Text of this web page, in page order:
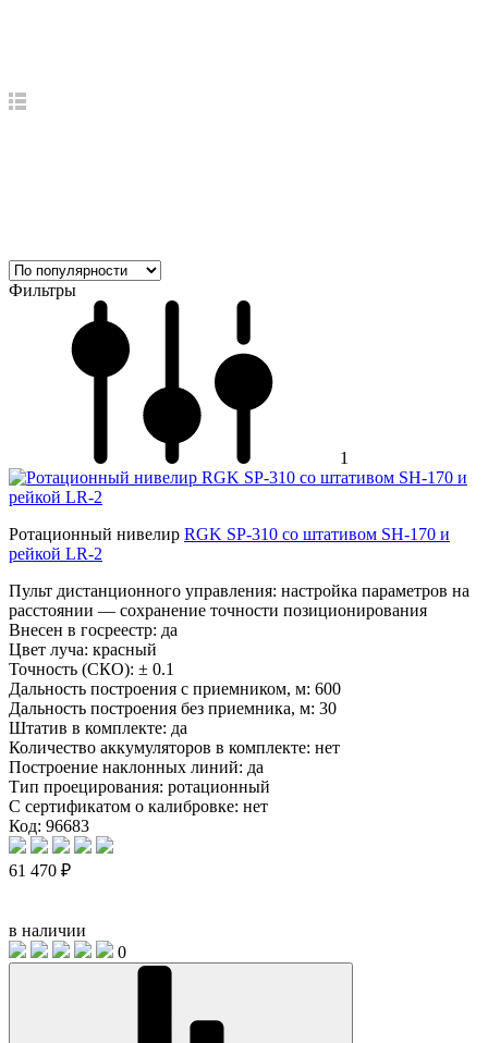
Фильтры
1
Ротационный нивелир RGK SP-310 со штативом SH-170 и
рейкой LR-2
Пульт дистанционного управления: настройка параметров на
расстоянии — сохранение точности позиционирования
Внесен в госреестр: да
Цвет луча: красный
Точность (СКО): ± 0.1
Дальность построения с приемником, м: 600
Дальность построения без приемника, м: 30
Штатив в комплекте: да
Количество аккумуляторов в комплекте: нет
Построение наклонных линий: да
Тип проецирования: ротационный
С сертификатом о калибровке: нет
Код: 96683
61 470 ₽
в наличии
0